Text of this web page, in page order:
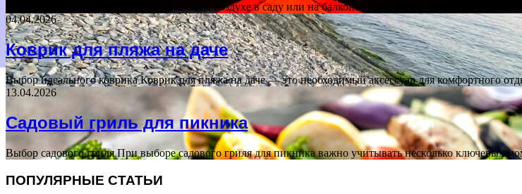
Польза садовых гамаков Отдых на свежем воздухе в саду или на балконе – это отличный способ
04.04.2026
Коврик для пляжа на даче
Выбор идеального коврика Коврик для пляжа на даче — это необходимый аксессуар для комфортного
13.04.2026
Садовый гриль для пикника
Выбор садового гриля При выборе садового гриля для пикника важно учитывать несколько ключевых
ПОПУЛЯРНЫЕ СТАТЬИ